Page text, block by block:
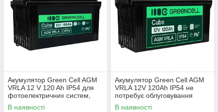
Акумулятор Green Cell AGM
VRLA 12 V 120 Ah IP54 для
фотоелектричних систем,
яхт, човнів, сонячних панелей
В наявності
Акумулятор Green Cell AGM
VRLA 12V 120Ah IP54 не
потребує облуговування
(термін служби - 5 років)
В наявності